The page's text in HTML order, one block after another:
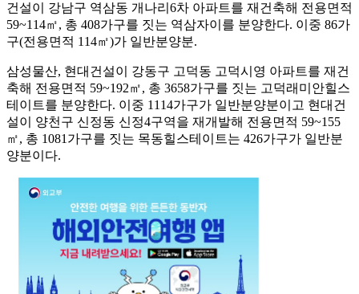
건설이 강남구 역삼동 개나리6차 아파트를 재건축해 전용면적
59~114㎡, 총 408가구를 짓는 역삼자이를 분양한다. 이중 86가
구(전용면적 114㎡)가 일반분양분.
삼성물산, 현대건설이 강동구 고덕동 고덕시영 아파트를 재건
축해 전용면적 59~192㎡, 총 3658가구를 짓는 고덕래미안힐스
테이트를 분양한다. 이중 1114가구가 일반분양분이고 현대건
설이 양천구 신정동 신정4구역을 재개발해 전용면적 59~155
㎡, 총 1081가구를 짓는 목동힐스테이트는 426가구가 일반분
양분이다.